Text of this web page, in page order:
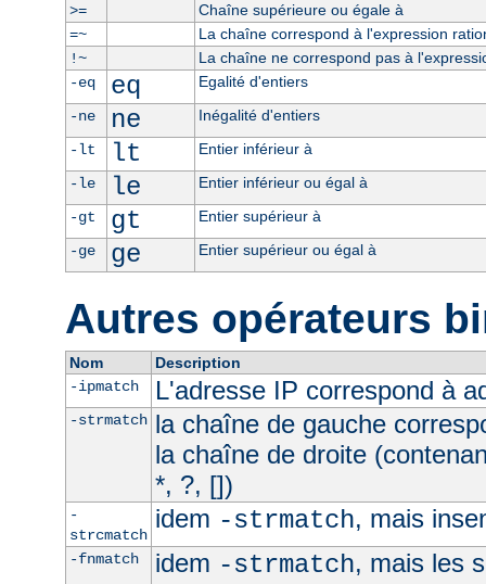
>=
Chaîne supérieure ou égale à
=~
La chaîne correspond à l'expression
!~
La chaîne ne correspond pas à
-eq
eq
Egalité d'entiers
-ne
ne
Inégalité d'entiers
-lt
lt
Entier inférieur à
-le
le
Entier inférieur ou égal à
-gt
gt
Entier supérieur à
-ge
ge Entier supérieur ou égal à
Autres opérateurs
Nom
Description
-ipmatch
L'adresse IP correspond à
-strmatch la chaîne de gauche
la chaîne de droite
*, ?, [])
-
strcmatch
idem -strmatch, mais
-fnmatch idem -strmatch, mais les